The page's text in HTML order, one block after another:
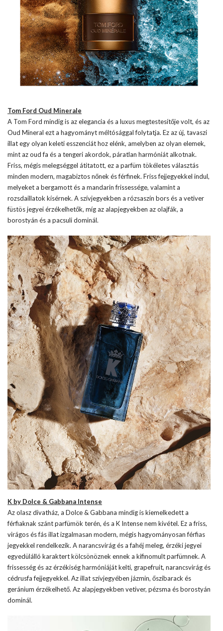
Tom Ford Oud Minerale
A Tom Ford mindig is az elegancia és a luxus megtestesítője volt, és az
Oud Mineral ezt a hagyományt méltósággal folytatja. Ez az új, tavaszi
illat egy olyan keleti esszenciát hoz elénk, amelyben az olyan elemek,
mint az oud fa és a tengeri akordok, páratlan harmóniát alkotnak.
Friss, mégis melegséggel átitatott, ez a parfüm tökéletes választás
minden modern, magabiztos nőnek és férfinek. Friss fejjegyekkel indul,
melyeket a bergamott és a mandarin frissessége, valamint a
rozsdaillatok kísérnek. A szívjegyekben a rózsaszín bors és a vetiver
füstös jegyei érzékelhetők, míg az alapjegyekben az olajfák, a
borostyán és a pacsuli dominál.
K by Dolce & Gabbana Intense
Az olasz divatház, a Dolce & Gabbana mindig is kiemelkedett a
férfiaknak szánt parfümök terén, és a K Intense nem kivétel. Ez a friss,
virágos és fás illat izgalmasan modern, mégis hagyományosan férfias
jegyekkel rendelkezik. A narancsvirág és a fahéj meleg, érzéki jegyei
egyedülálló karaktert kölcsönöznek ennek a kifinomult parfümnek. A
frissesség és az érzékiség harmóniáját kelti, grapefruit, narancsvirág és
cédrusfa fejjegyekkel. Az illat szívjegyében jázmin, őszibarack és
geránium érzékelhető. Az alapjegyekben vetiver, pézsma és borostyán
dominál.